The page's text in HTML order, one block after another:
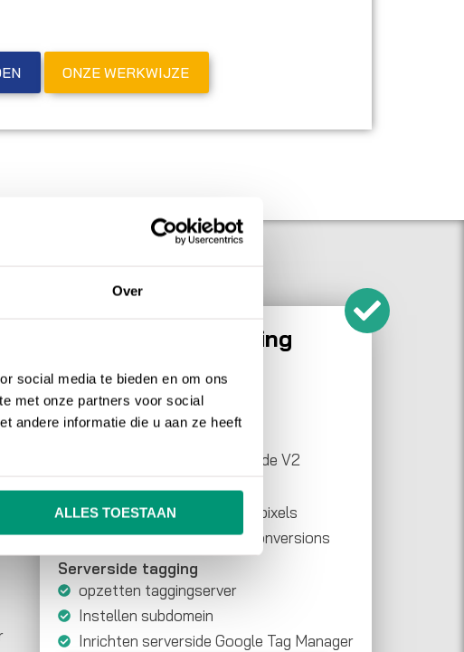
Over
social media te bieden en om ons
met onze partners voor social
andere informatie die u aan ze heeft
ALLES TOESTAAN
ONZE WERKWIJZE
3. Volledige inrichting
Implementatie GA4
Uitkiezen CMP
Implementatie Consent Mode V2
Verbeterde metingen
Implementatie Google Ads pixels
Integratie van Enhanced Conversions
Serverside tagging
opzetten taggingserver
Instellen subdomein
Inrichten serverside Google Tag Manager